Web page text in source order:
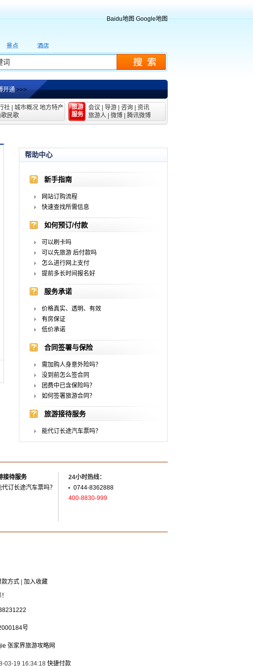
Baidu地图 Google地图
景点 酒店
开通>>>
社 城市概况 地方特产
歌民歌
旅游
服务
会议 导游 咨询
资讯
旅游人
微博 腾讯微博
帮助中心
新手指南
网站订购流程
快速查找所需信息
如何预订/付款
可以刷卡吗
可以先旅游 后付款吗
怎么进行网上支付
提前多长时间报名好
服务承诺
价格真实、透明、有效
有房保证
低价承诺
合同签署与保险
需加购人身意外险吗？
没到前怎么签合同
团费中已含保险吗？
如何签署旅游合同？
旅游接待服务
能代订长途汽车票吗？
接待服务
代订长途汽车票吗？
24小时热线：
0744-8362888
400-8830-999
款方式
加入收藏
号
张家界旅游攻略网
03-19 16:34:18 快捷付款